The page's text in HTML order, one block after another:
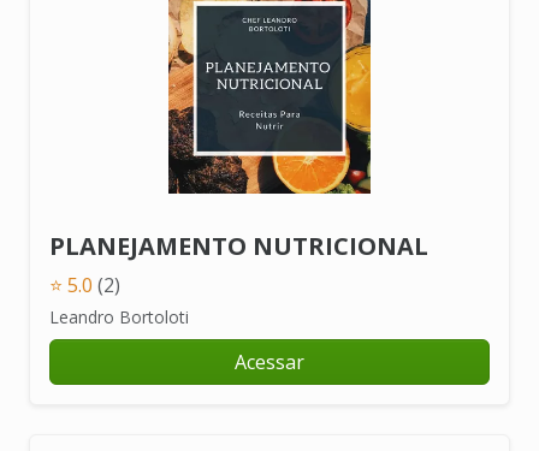
PLANEJAMENTO NUTRICIONAL
⭐ 5.0 (2)
Leandro Bortoloti
Acessar